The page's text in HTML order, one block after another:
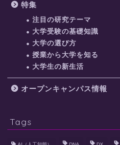
特集
注目の研究テーマ
大学受験の基礎知識
大学の選び方
授業から大学を知る
大学生の新生活
オープンキャンパス情報
Tags